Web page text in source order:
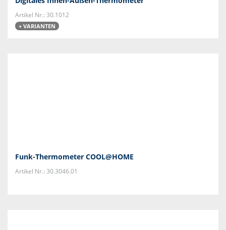
Artikel Nr.: 30.1012
+ VARIANTEN
Funk-Thermometer COOL@HOME
Artikel Nr.: 30.3046.01